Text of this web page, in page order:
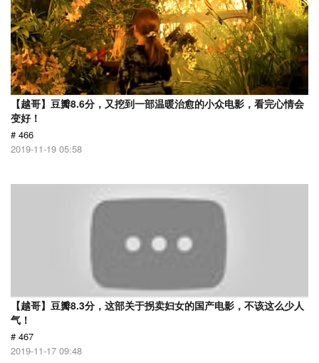
【越哥】豆瓣8.6分，又挖到一部温暖治愈的小众电影，看完心情会
变好！
# 466
2019-11-19 05:58
【越哥】豆瓣8.3分，这部关于拐卖妇女的国产电影，不该这么少人
气！
# 467
2019-11-17 09:48